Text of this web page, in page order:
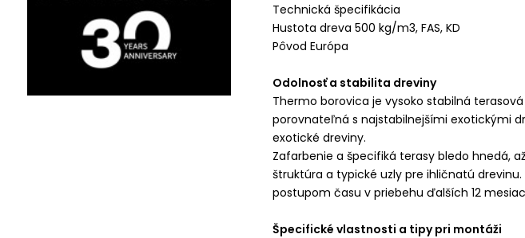
Technická špecifikácia
Hustota dreva 500 kg/m3, FAS, KD
Pôvod Európa
Odolnosť a stabilita dreviny
Thermo borovica je vysoko stabilná
porovnateľná s najstabilnejšími exotickými
exotické dreviny.
Zafarbenie a špecifiká terasy bledo hnedá,
štruktúra a typické uzly pre ihličnatú
postupom času v priebehu ďalších 12
Špecifické vlastnosti a tipy pri montáži